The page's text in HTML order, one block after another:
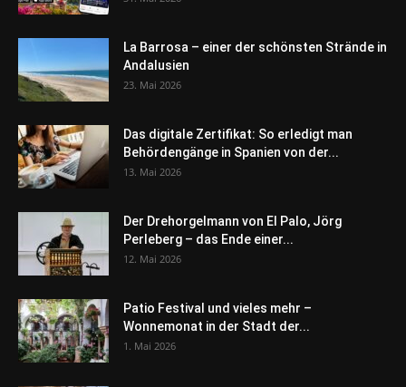
La Barrosa – einer der schönsten Strände in
Andalusien
23. Mai 2026
Das digitale Zertifikat: So erledigt man
Behördengänge in Spanien von der...
13. Mai 2026
Der Drehorgelmann von El Palo, Jörg
Perleberg – das Ende einer...
12. Mai 2026
Patio Festival und vieles mehr –
Wonnemonat in der Stadt der...
1. Mai 2026